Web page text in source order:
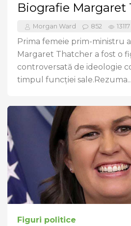
Biografie Margaret
Morgan Ward 852 13117
Prima femeie prim-ministru
Margaret Thatcher a fost o
controversată de ideologie
timpul funcției sale.Rezuma...
Figuri politice